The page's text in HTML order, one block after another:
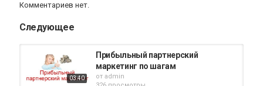
Комментариев нет.
Следующее
03:40
Прибыльный партнерский
маркетинг по шагам
от admin